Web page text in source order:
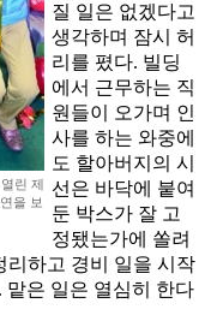
린 제
을 보
질 일은 없겠다고
생각하며 잠시 허
리를 폈다. 빌딩
에서 근무하는 직
원들이 오가며 인
사를 하는 와중에
도 할아버지의 시
선은 바닥에 붙여
둔 박스가 잘 고
정됐는가에 쏠려
리하고 경비 일을 시작
맡은 일은 열심히 한다